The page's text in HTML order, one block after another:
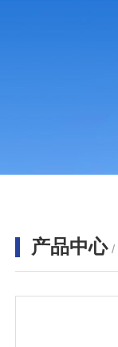
产品中心 /